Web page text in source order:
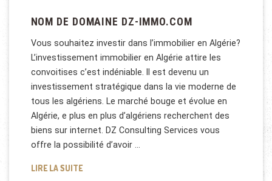
NOM DE DOMAINE DZ-IMMO.COM
Vous souhaitez investir dans l’immobilier en Algérie?
L’investissement immobilier en Algérie attire les
convoitises c’est indéniable. Il est devenu un
investissement stratégique dans la vie moderne de
tous les algériens. Le marché bouge et évolue en
Algérie, e plus en plus d’algériens recherchent des
biens sur internet. DZ Consulting Services vous
offre la possibilité d’avoir …
LIRE LA SUITENOM DE DOMAINE DZ-IMMO.COM